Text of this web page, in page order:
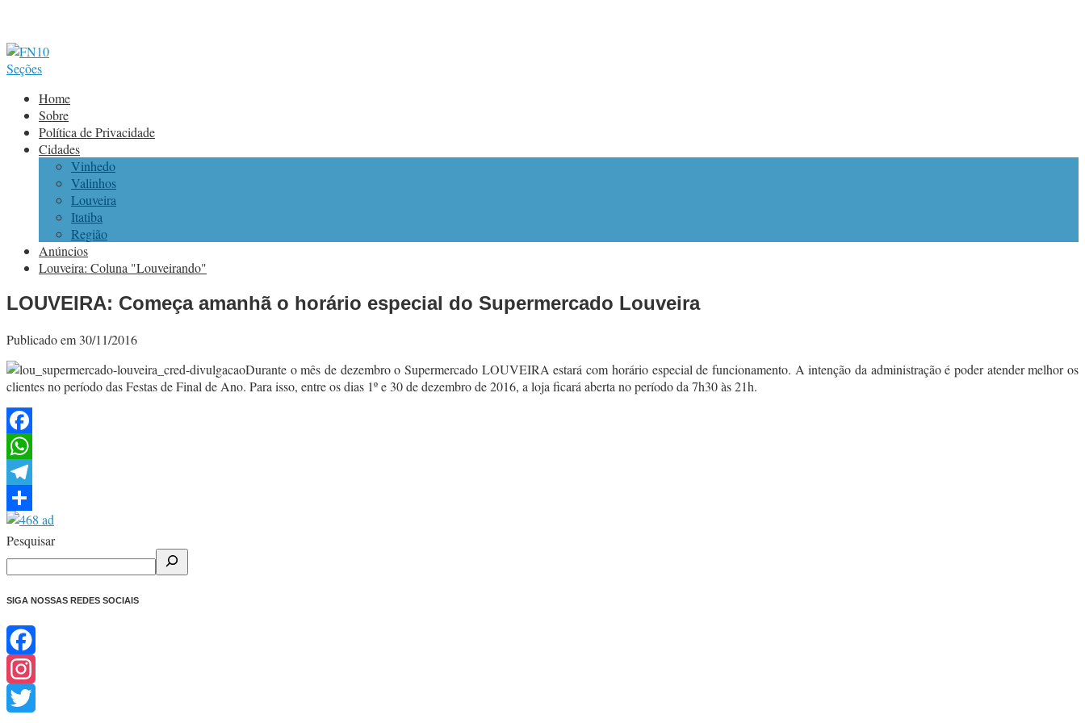
Seções
Home
Sobre
Política de Privacidade
Cidades
Vinhedo
Valinhos
Louveira
Itatiba
Região
Anúncios
Louveira: Coluna "Louveirando"
LOUVEIRA: Começa amanhã o horário especial do Supermercado Louveira
Publicado em 30/11/2016
Durante o mês de dezembro o Supermercado LOUVEIRA estará com horário especial de funcionamento. A intenção da administração é poder atender melhor os
clientes no período das Festas de Final de Ano. Para isso, entre os dias 1º e 30 de dezembro de 2016, a loja ficará aberta no período da 7h30 às 21h.
Facebook
WhatsApp
Telegram
Share
Pesquisar
SIGA NOSSAS REDES SOCIAIS
Facebook
Instagram